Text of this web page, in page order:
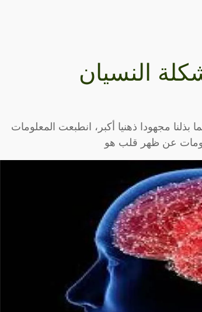
النسيان
مجهودا ذهنيا أكبر، انطبعت المعلومات
عن ظهر قلب هو